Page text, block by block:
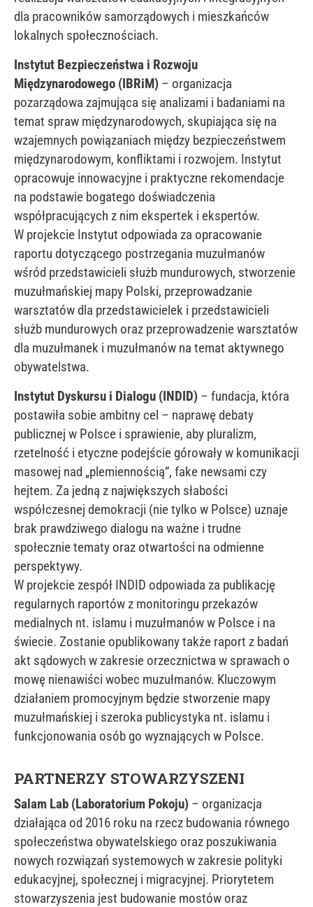
dla pracowników samorządowych i mieszkańców
lokalnych społecznościach.
Instytut Bezpieczeństwa i Rozwoju
Międzynarodowego (IBRiM) – organizacja
pozarządowa zajmująca się analizami i badaniami na
temat spraw międzynarodowych, skupiająca się na
wzajemnych powiązaniach między bezpieczeństwem
międzynarodowym, konfliktami i rozwojem. Instytut
opracowuje innowacyjne i praktyczne rekomendacje
na podstawie bogatego doświadczenia
współpracujących z nim ekspertek i ekspertów.
W projekcie Instytut odpowiada za opracowanie
raportu dotyczącego postrzegania muzułmanów
wśród przedstawicieli służb mundurowych, stworzenie
muzułmańskiej mapy Polski, przeprowadzanie
warsztatów dla przedstawicielek i przedstawicieli
służb mundurowych oraz przeprowadzenie warsztatów
dla muzułmanek i muzułmanów na temat aktywnego
obywatelstwa.
Instytut Dyskursu i Dialogu (INDID) – fundacja, która
postawiła sobie ambitny cel – naprawę debaty
publicznej w Polsce i sprawienie, aby pluralizm,
rzetelność i etyczne podejście górowały w komunikacji
masowej nad „plemiennością”, fake newsami czy
hejtem. Za jedną z największych słabości
współczesnej demokracji (nie tylko w Polsce) uznaje
brak prawdziwego dialogu na ważne i trudne
społecznie tematy oraz otwartości na odmienne
perspektywy.
W projekcie zespół INDID odpowiada za publikację
regularnych raportów z monitoringu przekazów
medialnych nt. islamu i muzułmanów w Polsce i na
świecie. Zostanie opublikowany także raport z badań
akt sądowych w zakresie orzecznictwa w sprawach o
mowę nienawiści wobec muzułmanów. Kluczowym
działaniem promocyjnym będzie stworzenie mapy
muzułmańskiej i szeroka publicystyka nt. islamu i
funkcjonowania osób go wyznających w Polsce.
PARTNERZY STOWARZYSZENI
Salam Lab (Laboratorium Pokoju) – organizacja
działająca od 2016 roku na rzecz budowania równego
społeczeństwa obywatelskiego oraz poszukiwania
nowych rozwiązań systemowych w zakresie polityki
edukacyjnej, społecznej i migracyjnej. Priorytetem
stowarzyszenia jest budowanie mostów oraz